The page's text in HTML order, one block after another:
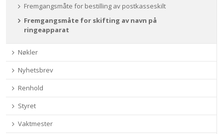
Fremgangsmåte for bestilling av postkasseskilt
Fremgangsmåte for skifting av navn på
ringeapparat
Nøkler
Nyhetsbrev
Renhold
Styret
Vaktmester